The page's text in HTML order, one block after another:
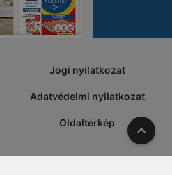
Jogi nyilatkozat
Adatvédelmi nyilatkozat
Oldaltérkép A